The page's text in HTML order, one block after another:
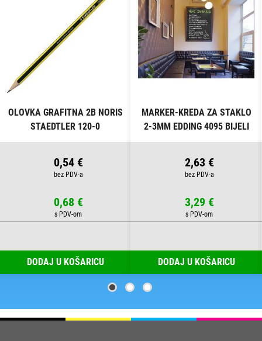
OLOVKA GRAFITNA 2B NORIS
STAEDTLER 120-0
0,54 €
0,68 €
DODAJ U KOŠARICU
MARKER-KREDA ZA STAKLO
2-3MM EDDING 4095 BIJELI
2,63 €
3,29 €
DODAJ U KOŠARICU